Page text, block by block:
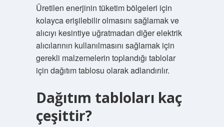
Üretilen enerjinin tüketim bölgeleri için
kolayca erişilebilir olmasını sağlamak ve
alıcıyı kesintiye uğratmadan diğer elektrik
alıcılarının kullanılmasını sağlamak için
gerekli malzemelerin toplandığı tablolar
için dağıtım tablosu olarak adlandırılır.
Dağıtım tabloları kaç
çeşittir?